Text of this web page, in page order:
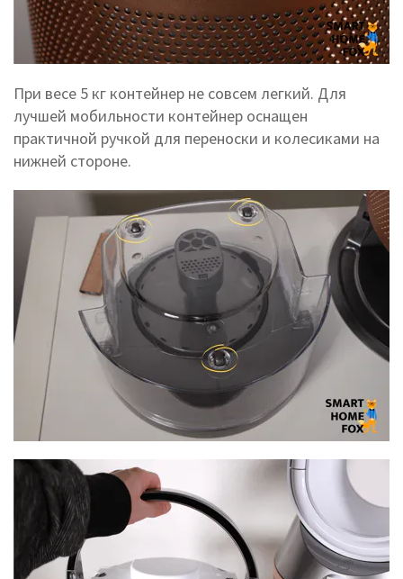
При весе 5 кг контейнер не совсем легкий. Для
лучшей мобильности контейнер оснащен
практичной ручкой для переноски и колесиками на
нижней стороне.